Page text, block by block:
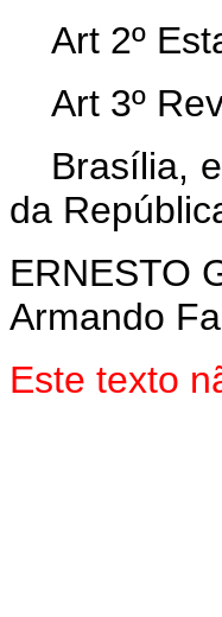
Art 2º
Art 3º
Brasília,
da
ERNESTO
Armando
Este texto